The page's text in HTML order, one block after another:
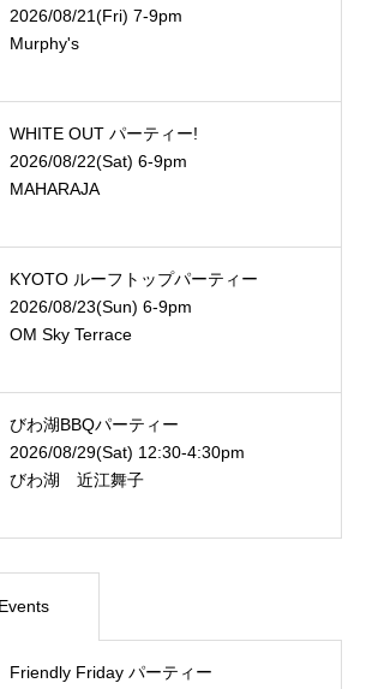
2026/08/21(Fri) 7-9pm
Murphy's
WHITE OUT パーティー!
2026/08/22(Sat) 6-9pm
MAHARAJA
KYOTO ルーフトップパーティー
2026/08/23(Sun) 6-9pm
OM Sky Terrace
びわ湖BBQパーティー
2026/08/29(Sat) 12:30-4:30pm
びわ湖 近江舞子
Friendly Friday パーティー